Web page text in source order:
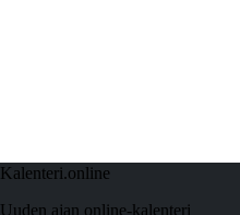
Kalenteri.online
Uuden ajan online-kalenteri